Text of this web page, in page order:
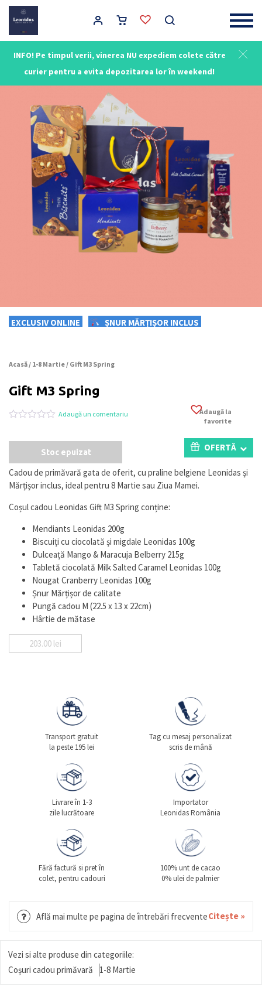
INFO! Pe timpul verii, vinerea NU expediem colete către
curier pentru a evita depozitarea lor în weekend!
Main Navigation
EXCLUSIV ONLINE ȘNUR MĂRȚIȘOR INCLUS
Acasă/ 1-8 Martie/ Gift M3 Spring
Gift M3 Spring
0
5
pe
a
de
Adaugă un comentariu
Adaugă la
favorite
Stoc epuizat OFERTĂ
Cadou de primăvară gata de oferit, cu praline belgiene Leonidas și
Mărțișor inclus, ideal pentru 8 Martie sau Ziua Mamei.
Coșul cadou Leonidas Gift M3 Spring conține:
Mendiants Leonidas 200g
Biscuiți cu ciocolată și migdale Leonidas 100g
Dulceață Mango & Maracuja Belberry 215g
Tabletă ciocolată Milk Salted Caramel Leonidas 100g
Nougat Cranberry Leonidas 100g
Șnur Mărțișor de calitate
Pungă cadou M (22.5 x 13 x 22cm)
Hârtie de mătase
203.00 lei
Transport gratuit
la peste 195 lei
Tag cu mesaj personalizat
scris de mână
Livrare în 1-3
zile lucrătoare
Importator
Leonidas România
Fără factură si pret în
colet, pentru cadouri
100% unt de cacao
0% ulei de palmier
Află mai multe pe pagina de întrebări frecventeCitește »
Vezi si alte produse din categoriile:
Coșuri cadou primăvară
1-8 Martie